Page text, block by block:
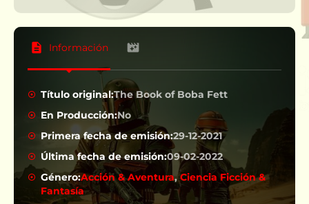
Información
Título original:The Book of Boba Fett
En Producción:No
Primera fecha de emisión:29-12-2021
Última fecha de emisión:09-02-2022
Género:Acción & Aventura,Ciencia Ficción &
Fantasía